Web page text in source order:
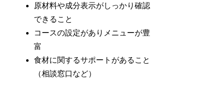
原材料や成分表示がしっかり確認
できること
コースの設定がありメニューが豊
富
食材に関するサポートがあること
（相談窓口など）